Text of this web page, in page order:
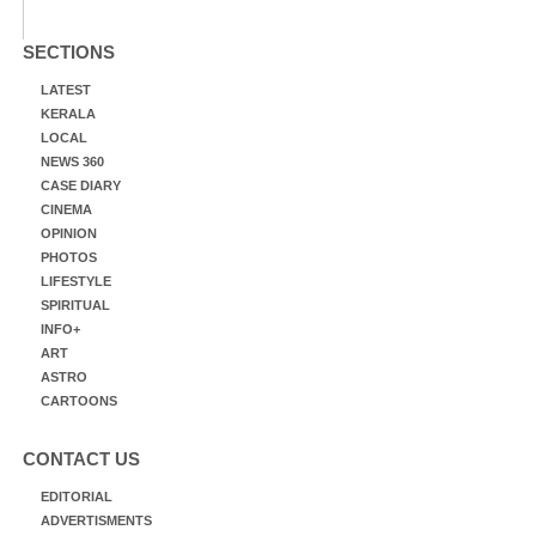
SECTIONS
LATEST
KERALA
LOCAL
NEWS 360
CASE DIARY
CINEMA
OPINION
PHOTOS
LIFESTYLE
SPIRITUAL
INFO+
ART
ASTRO
CARTOONS
CONTACT US
EDITORIAL
ADVERTISMENTS